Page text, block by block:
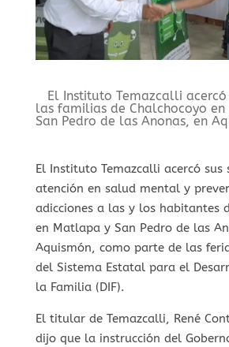
El Instituto Temazcalli acercó
las familias de Chalchocoyo
San Pedro de las Anonas, en
El Instituto Temazcalli acercó sus
atención en salud mental y
adicciones a las y los habitantes
en Matlapa y San Pedro de las
Aquismón, como parte de las
del Sistema Estatal para el
la Familia (DIF).
El titular de Temazcalli, René
dijo que la instrucción del